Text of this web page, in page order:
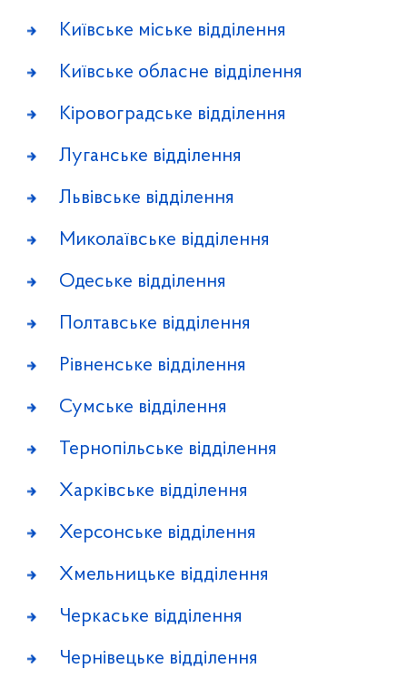
Київське міське відділення
Київське обласне відділення
Кіровоградське відділення
Луганське відділення
Львівське відділення
Миколаївське відділення
Одеське відділення
Полтавське відділення
Рівненське відділення
Сумське відділення
Тернопільське відділення
Харківське відділення
Херсонське відділення
Хмельницьке відділення
Черкаське відділення
Чернівецьке відділення